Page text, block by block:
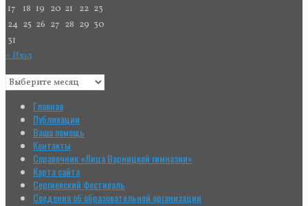
17 18 19 20 21 22 23
24 25 26 27 28 29 30
31
« Июл
Главная
Публикации
Ваша помощь
Контакты
Справочник «Лица Варницкой гимназии»
Карта сайта
Сергиевский фестиваль
Сведения об образовательной организации